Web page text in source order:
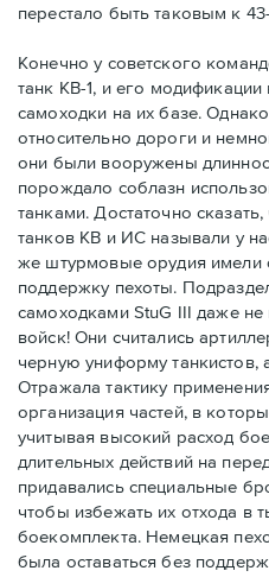
перестало быть таковым к
Конечно у советского
танк КВ-1, и его
самоходки на их базе.
относительно дороги и
они были вооружены
порождало соблазн
танками. Достаточно
танков КВ и ИС называли у
же штурмовые орудия имели
поддержку пехоты.
самоходками StuG III даже не
войск! Они считались
черную униформу танкистов,
Отражала тактику
организация частей, в
учитывая высокий расход
длительных действий на
придавались специальные
чтобы избежать их отхода в
боекомплекта. Немецкая
была оставаться без